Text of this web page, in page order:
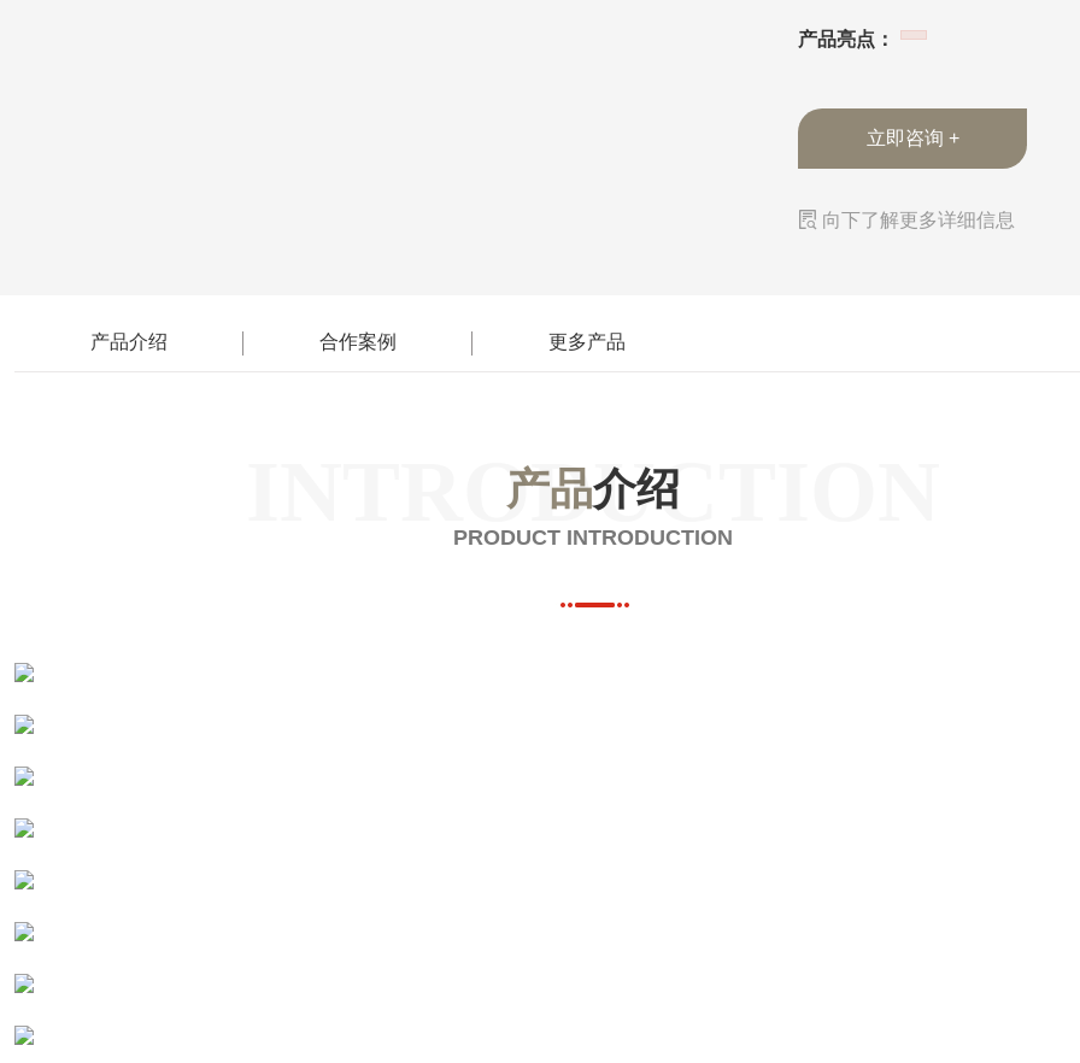
产品亮点：
立即咨询 +
 向下了解更多详细信息
产品介绍 合作案例 更多产品
INTRODUCTION
产品介绍
PRODUCT INTRODUCTION